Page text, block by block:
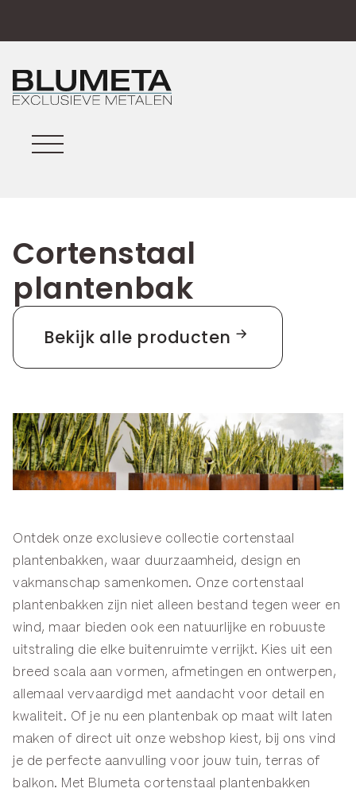
Cortenstaal
plantenbak
Bekijk alle producten
Ontdek onze exclusieve collectie cortenstaal
plantenbakken, waar duurzaamheid, design en
vakmanschap samenkomen. Onze cortenstaal
plantenbakken zijn niet alleen bestand tegen weer en
wind, maar bieden ook een natuurlijke en robuuste
uitstraling die elke buitenruimte verrijkt. Kies uit een
breed scala aan vormen, afmetingen en ontwerpen,
allemaal vervaardigd met aandacht voor detail en
kwaliteit. Of je nu een plantenbak op maat wilt laten
maken of direct uit onze webshop kiest, bij ons vind
je de perfecte aanvulling voor jouw tuin, terras of
balkon. Met Blumeta cortenstaal plantenbakken